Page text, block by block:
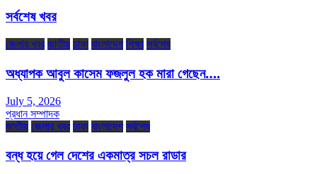
সর্বশেষ খবর
জেলার খবর জাতীয় ঢাকা বাংলাদেশ শিক্ষা সর্বশেষ
অধ্যাপক আবুল কাসেম ফজলুল হক মারা গেছেন….
July 5, 2026
প্রধান সম্পাদক
জাতীয় জেলার খবর ঢাকা বাংলাদেশ সর্বশেষ
বন্ধ হয়ে গেল দেশের একমাত্র সচল রাডার